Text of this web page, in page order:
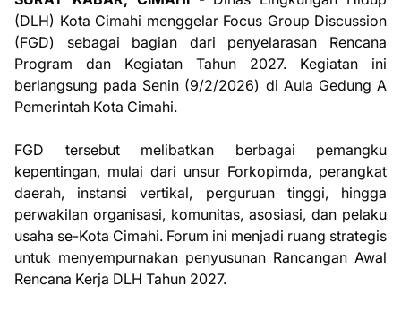
(DLH) Kota Cimahi menggelar Focus Group Discussion
(FGD) sebagai bagian dari penyelarasan Rencana
Program dan Kegiatan Tahun 2027. Kegiatan ini
berlangsung pada Senin (9/2/2026) di Aula Gedung A
Pemerintah Kota Cimahi.
FGD tersebut melibatkan berbagai pemangku
kepentingan, mulai dari unsur Forkopimda, perangkat
daerah, instansi vertikal, perguruan tinggi, hingga
perwakilan organisasi, komunitas, asosiasi, dan pelaku
usaha se-Kota Cimahi. Forum ini menjadi ruang strategis
untuk menyempurnakan penyusunan Rancangan Awal
Rencana Kerja DLH Tahun 2027.